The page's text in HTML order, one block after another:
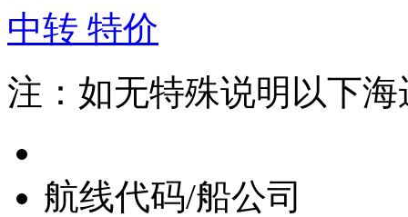
中转 特价
注：如无特殊说明以下
航线代码/船公司